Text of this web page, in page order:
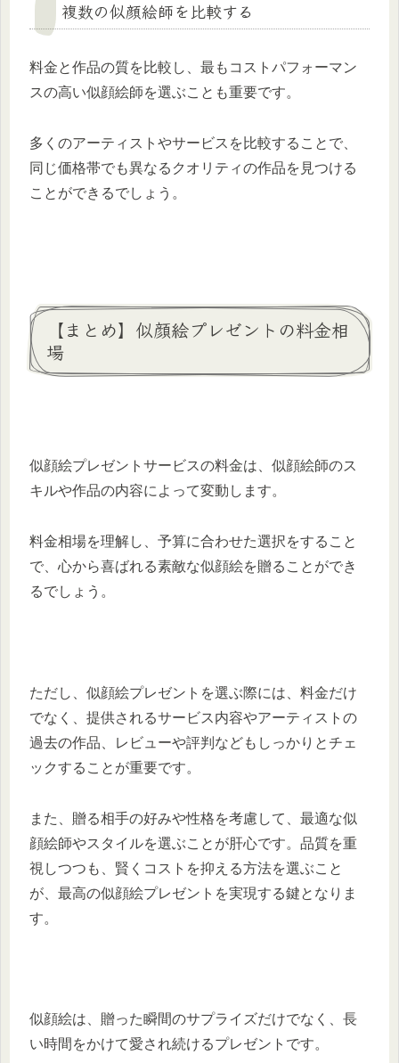
複数の似顔絵師を比較する
料金と作品の質を比較し、最もコストパフォーマン
スの高い似顔絵師を選ぶことも重要です。
多くのアーティストやサービスを比較することで、
同じ価格帯でも異なるクオリティの作品を見つける
ことができるでしょう。
【まとめ】似顔絵プレゼントの料金相
場
似顔絵プレゼントサービスの料金は、似顔絵師のス
キルや作品の内容によって変動します。
料金相場を理解し、予算に合わせた選択をすること
で、心から喜ばれる素敵な似顔絵を贈ることができ
るでしょう。
ただし、似顔絵プレゼントを選ぶ際には、料金だけ
でなく、提供されるサービス内容やアーティストの
過去の作品、レビューや評判などもしっかりとチェ
ックすることが重要です。
また、贈る相手の好みや性格を考慮して、最適な似
顔絵師やスタイルを選ぶことが肝心です。品質を重
視しつつも、賢くコストを抑える方法を選ぶこと
が、最高の似顔絵プレゼントを実現する鍵となりま
す。
似顔絵は、贈った瞬間のサプライズだけでなく、長
い時間をかけて愛され続けるプレゼントです。